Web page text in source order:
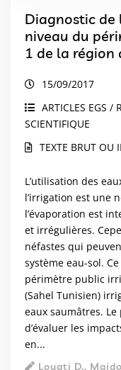
Diagnostic de
niveau du
1 de la région
15/09/2017
ARTICLES EGS /
SCIENTIFIQUE
TEXTE BRUT OU
L’utilisation des
l’irrigation est une
l’évaporation est
et irrégulières.
néfastes qui
système eau-sol.
périmètre public
(Sahel Tunisien)
eaux saumâtres.
d’évaluer les
en...
Louati D.,